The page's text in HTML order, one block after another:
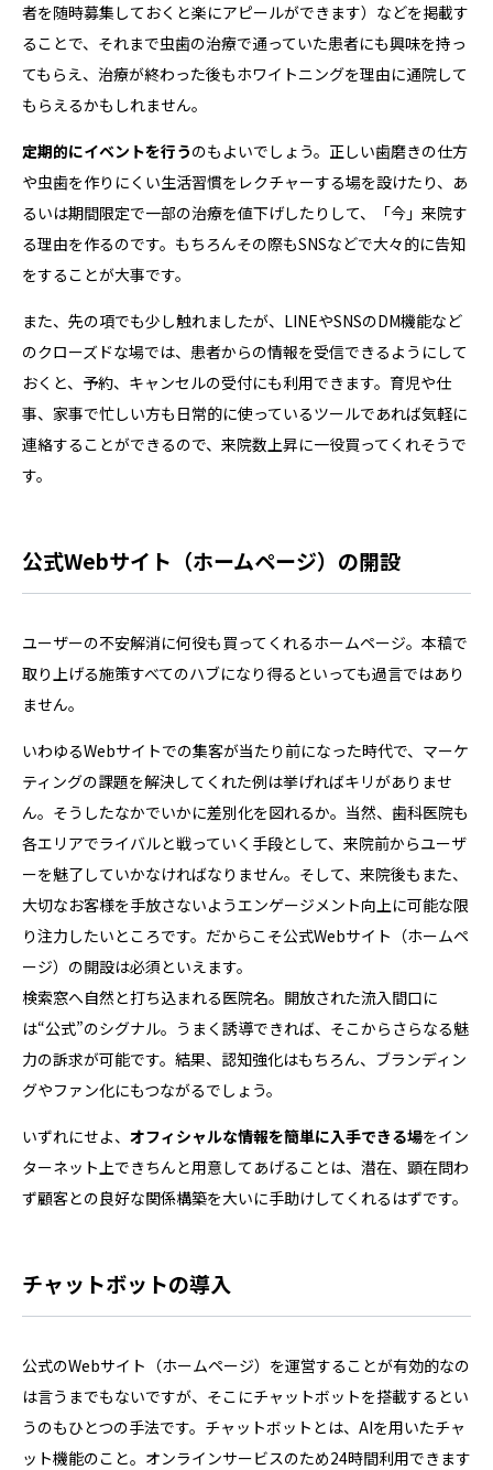
者を随時募集しておくと楽にアピールができます）などを掲載す
ることで、それまで虫歯の治療で通っていた患者にも興味を持っ
てもらえ、治療が終わった後もホワイトニングを理由に通院して
もらえるかもしれません。
定期的にイベントを行うのもよいでしょう。正しい歯磨きの仕方
や虫歯を作りにくい生活習慣をレクチャーする場を設けたり、あ
るいは期間限定で一部の治療を値下げしたりして、「今」来院す
る理由を作るのです。もちろんその際もSNSなどで大々的に告知
をすることが大事です。
また、先の項でも少し触れましたが、LINEやSNSのDM機能など
のクローズドな場では、患者からの情報を受信できるようにして
おくと、予約、キャンセルの受付にも利用できます。育児や仕
事、家事で忙しい方も日常的に使っているツールであれば気軽に
連絡することができるので、来院数上昇に一役買ってくれそうで
す。
公式Webサイト（ホームページ）の開設
ユーザーの不安解消に何役も買ってくれるホームページ。本稿で
取り上げる施策すべてのハブになり得るといっても過言ではあり
ません。
いわゆるWebサイトでの集客が当たり前になった時代で、マーケ
ティングの課題を解決してくれた例は挙げればキリがありませ
ん。そうしたなかでいかに差別化を図れるか。当然、歯科医院も
各エリアでライバルと戦っていく手段として、来院前からユーザ
ーを魅了していかなければなりません。そして、来院後もまた、
大切なお客様を手放さないようエンゲージメント向上に可能な限
り注力したいところです。だからこそ公式Webサイト（ホームペ
ージ）の開設は必須といえます。
検索窓へ自然と打ち込まれる医院名。開放された流入間口に
は“公式”のシグナル。うまく誘導できれば、そこからさらなる魅
力の訴求が可能です。結果、認知強化はもちろん、ブランディン
グやファン化にもつながるでしょう。
いずれにせよ、 オフィシャルな情報を簡単に入手できる場をイン
ターネット上できちんと用意してあげることは、潜在、顕在問わ
ず顧客との良好な関係構築を大いに手助けしてくれるはずです。
チャットボットの導入
公式のWebサイト（ホームページ）を運営することが有効的なの
は言うまでもないですが、そこにチャットボットを搭載するとい
うのもひとつの手法です。チャットボットとは、AIを用いたチャ
ット機能のこと。オンラインサービスのため24時間利用できます